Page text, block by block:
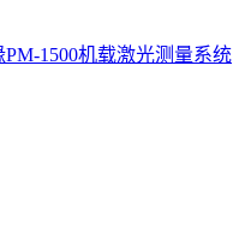
PM-1500机载激光测量系统